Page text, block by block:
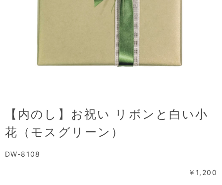
【内のし】お祝い リボンと白い小
花（モスグリーン）
DW-8108
￥1,200